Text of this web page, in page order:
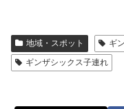
地域・スポット
ギ
ギンザシックス子連れ